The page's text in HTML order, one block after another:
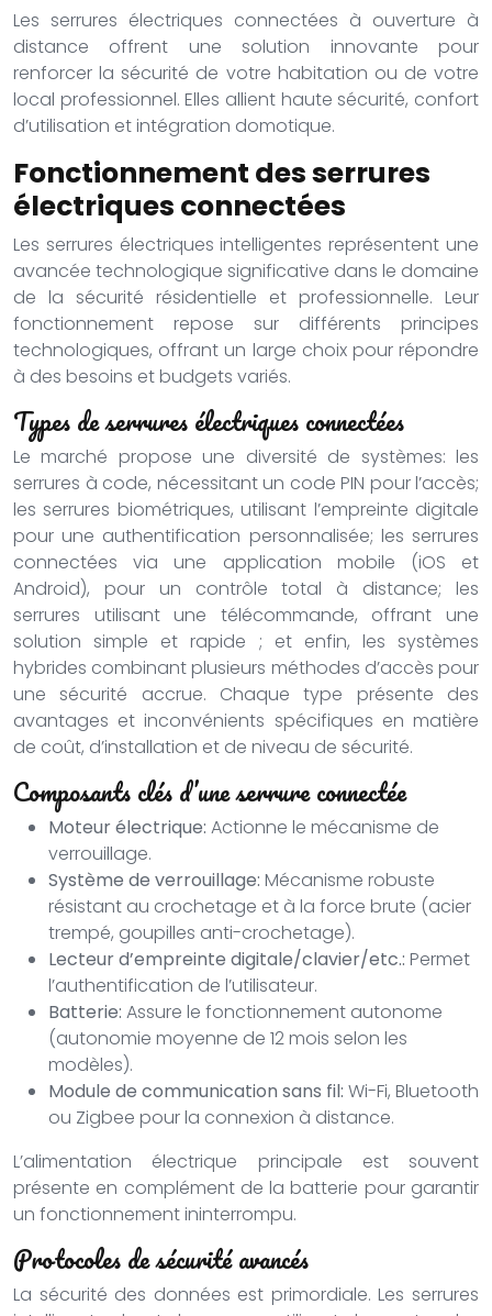
Les serrures électriques connectées à ouverture à
distance offrent une solution innovante pour
renforcer la sécurité de votre habitation ou de votre
local professionnel. Elles allient haute sécurité, confort
d’utilisation et intégration domotique.
Fonctionnement des serrures
électriques connectées
Les serrures électriques intelligentes représentent une
avancée technologique significative dans le domaine
de la sécurité résidentielle et professionnelle. Leur
fonctionnement repose sur différents principes
technologiques, offrant un large choix pour répondre
à des besoins et budgets variés.
Types de serrures électriques connectées
Le marché propose une diversité de systèmes: les
serrures à code, nécessitant un code PIN pour l’accès;
les serrures biométriques, utilisant l’empreinte digitale
pour une authentification personnalisée; les serrures
connectées via une application mobile (iOS et
Android), pour un contrôle total à distance; les
serrures utilisant une télécommande, offrant une
solution simple et rapide ; et enfin, les systèmes
hybrides combinant plusieurs méthodes d’accès pour
une sécurité accrue. Chaque type présente des
avantages et inconvénients spécifiques en matière
de coût, d’installation et de niveau de sécurité.
Composants clés d’une serrure connectée
Moteur électrique: Actionne le mécanisme de
verrouillage.
Système de verrouillage: Mécanisme robuste
résistant au crochetage et à la force brute (acier
trempé, goupilles anti-crochetage).
Lecteur d’empreinte digitale/clavier/etc.: Permet
l’authentification de l’utilisateur.
Batterie: Assure le fonctionnement autonome
(autonomie moyenne de 12 mois selon les
modèles).
Module de communication sans fil: Wi-Fi, Bluetooth
ou Zigbee pour la connexion à distance.
L’alimentation électrique principale est souvent
présente en complément de la batterie pour garantir
un fonctionnement ininterrompu.
Protocoles de sécurité avancés
La sécurité des données est primordiale. Les serrures